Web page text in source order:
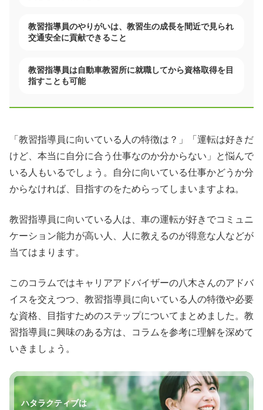
教習指導員のやりがいは、教習生の成長を間近で見られ
交通安全に貢献できること
教習指導員は自動車教習所に就職してから資格取得を目
指すことも可能
「教習指導員に向いている人の特徴は？」「運転は好きだ
けど、本当に自分に合う仕事なのか分からない」と悩んで
いる人もいるでしょう。自分に向いている仕事かどうか分
からなければ、目指すのをためらってしまいますよね。
教習指導員に向いている人は、車の運転が好きでコミュニ
ケーション能力が高い人、人に教えるのが得意な人などが
当てはまります。
このコラムではキャリアアドバイザーの八木さんのアドバ
イスを交えつつ、教習指導員に向いている人の特徴や必要
な資格、目指すためのステップについてまとめました。教
習指導員に興味のある方は、コラムを参考に理解を深めて
いきましょう。
ハタラクティブは